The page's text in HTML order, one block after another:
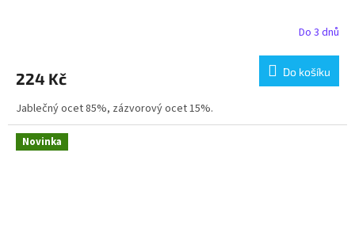
Do 3 dnů
224 Kč Do košíku
Jablečný ocet 85%, zázvorový ocet 15%.
Novinka